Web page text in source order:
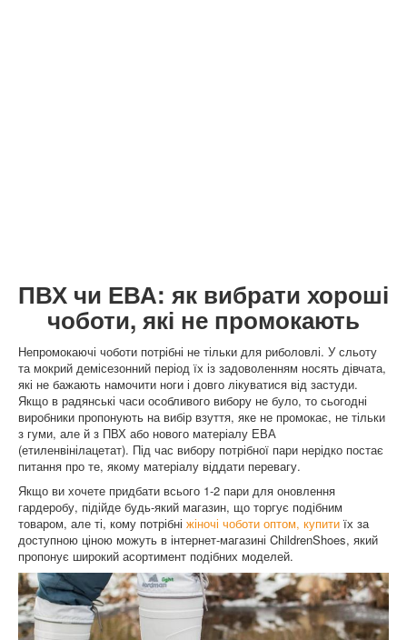
ПВХ чи ЕВА: як вибрати хороші
чоботи, які не промокають
Непромокаючі чоботи потрібні не тільки для риболовлі. У сльоту
та мокрий демісезонний період їх із задоволенням носять дівчата,
які не бажають намочити ноги і довго лікуватися від застуди.
Якщо в радянські часи особливого вибору не було, то сьогодні
виробники пропонують на вибір взуття, яке не промокає, не тільки
з гуми, але й з ПВХ або нового матеріалу ЕВА
(етиленвінілацетат). Під час вибору потрібної пари нерідко постає
питання про те, якому матеріалу віддати перевагу.
Якщо ви хочете придбати всього 1-2 пари для оновлення
гардеробу, підійде будь-який магазин, що торгує подібним
товаром, але ті, кому потрібні жіночі чоботи оптом, купити їх за
доступною ціною можуть в інтернет-магазині ChildrenShoes, який
пропонує широкий асортимент подібних моделей.